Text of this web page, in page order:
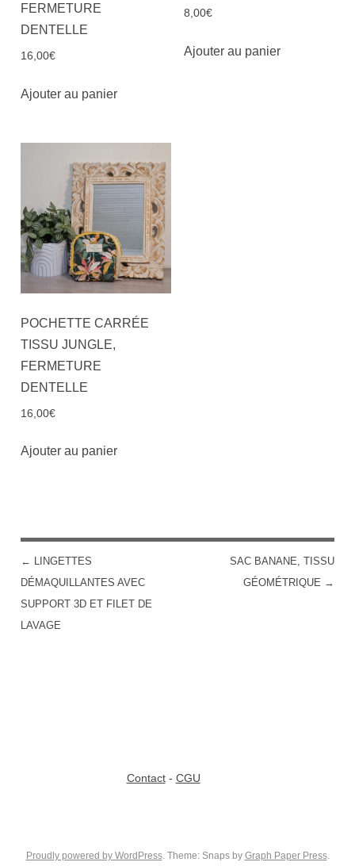
FERMETURE
DENTELLE
16,00€
Ajouter au panier
8,00€
Ajouter au panier
POCHETTE CARRÉE
TISSU JUNGLE,
FERMETURE
DENTELLE
16,00€
Ajouter au panier
POST NAVIGATION
← LINGETTES
DÉMAQUILLANTES AVEC
SUPPORT 3D ET FILET DE
LAVAGE
SAC BANANE, TISSU
GÉOMÉTRIQUE →
Contact- CGU
Proudly powered by WordPress. Theme: Snaps by Graph Paper Press.